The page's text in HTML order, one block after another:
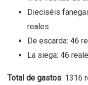
Dieciséis
reales
De escarda: 46
La siega: 46
Total de gastos: 1316